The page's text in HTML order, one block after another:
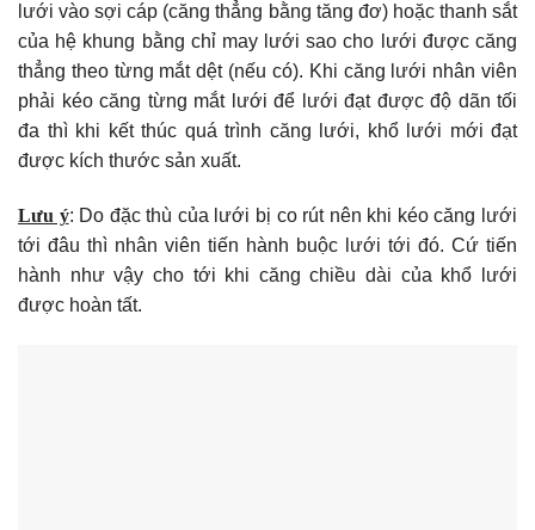
lưới vào sợi cáp (căng thẳng bằng tăng đơ) hoặc thanh sắt
của hệ khung bằng chỉ may lưới sao cho lưới được căng
thẳng theo từng mắt dệt (nếu có). Khi căng lưới nhân viên
phải kéo căng từng mắt lưới để lưới đạt được độ dãn tối
đa thì khi kết thúc quá trình căng lưới, khổ lưới mới đạt
được kích thước sản xuất.
Lưu ý: Do đặc thù của lưới bị co rút nên khi kéo căng lưới
tới đâu thì nhân viên tiến hành buộc lưới tới đó. Cứ tiến
hành như vậy cho tới khi căng chiều dài của khổ lưới
được hoàn tất.